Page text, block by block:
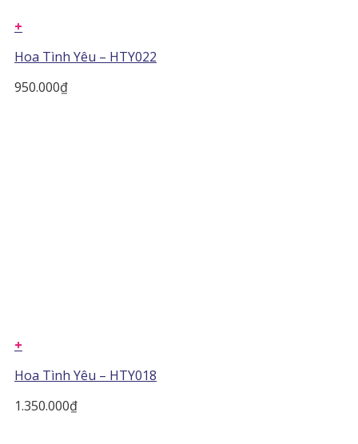
+
Hoa Tình Yêu – HTY022
950.000₫
+
Hoa Tình Yêu – HTY018
1.350.000₫